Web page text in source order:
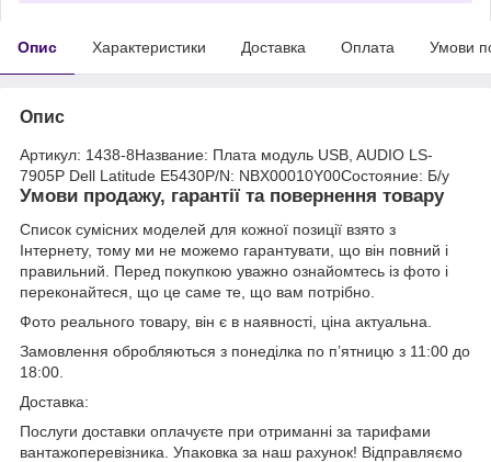
Опис Характеристики Доставка Оплата Умови
Опис
Артикул: 1438-8Название: Плата модуль USB, AUDIO LS-
7905P Dell Latitude E5430P/N: NBX00010Y00Состояние: Б/у
Умови продажу, гарантії та повернення товару
Список сумісних моделей для кожної позиції взято з
Інтернету, тому ми не можемо гарантувати, що він повний і
правильний. Перед покупкою уважно ознайомтесь із фото і
переконайтеся, що це саме те, що вам потрібно.
Фото реального товару, він є в наявності, ціна актуальна.
Замовлення обробляються з понеділка по п’ятницю з 11:00 до
18:00.
Доставка:
Послуги доставки оплачуєте при отриманні за тарифами
вантажоперевізника. Упаковка за наш рахунок! Відправляємо